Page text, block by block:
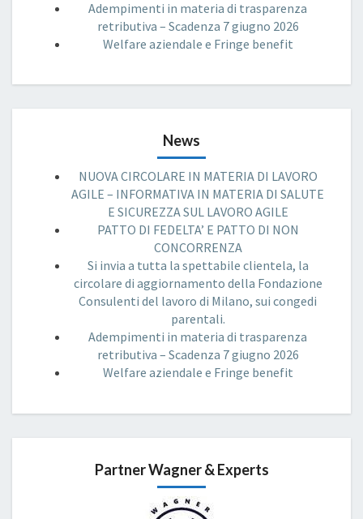
Adempimenti in materia di trasparenza
retributiva – Scadenza 7 giugno 2026
Welfare aziendale e Fringe benefit
News
NUOVA CIRCOLARE IN MATERIA DI LAVORO
AGILE – INFORMATIVA IN MATERIA DI SALUTE
E SICUREZZA SUL LAVORO AGILE
PATTO DI FEDELTA’ E PATTO DI NON
CONCORRENZA
Si invia a tutta la spettabile clientela, la
circolare di aggiornamento della Fondazione
Consulenti del lavoro di Milano, sui congedi
parentali.
Adempimenti in materia di trasparenza
retributiva – Scadenza 7 giugno 2026
Welfare aziendale e Fringe benefit
Partner Wagner & Experts